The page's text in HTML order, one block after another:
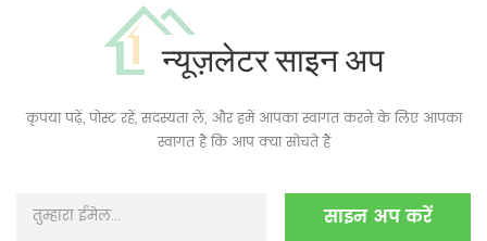
न्यूज़लेटर साइन अप
कृपया पढ़ें, पोस्ट रहें, सदस्यता लें, और हमें आपका स्वागत करने के लिए आपका
स्वागत है कि आप क्या सोचते हैं